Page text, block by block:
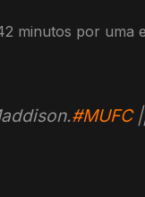
minutos por uma
#MUFC